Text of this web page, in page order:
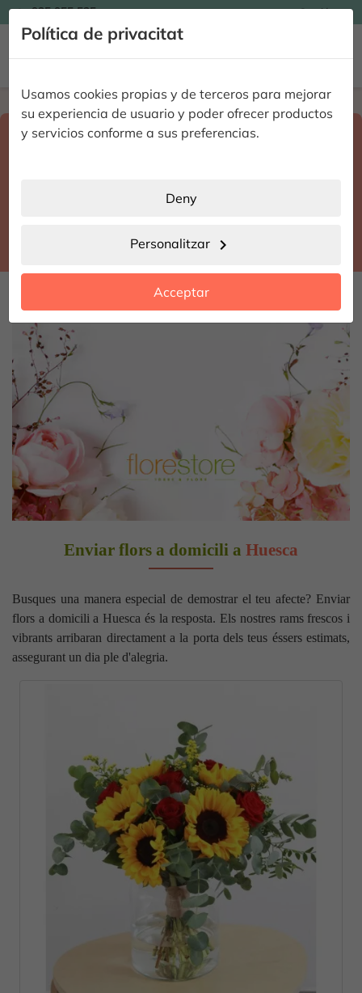
Política de privacitat
Usamos cookies propias y de terceros para mejorar
su experiencia de usuario y poder ofrecer productos
y servicios conforme a sus preferencias.
Deny
Personalitzar chevron_right
Acceptar
935 955 525 Catalán
 
Home Enviar flores a domicilio Huesca
Select destination and delivery date
Enviar flors a domicili a Huesca
Busques una manera especial de demostrar el teu afecte? Enviar
flors a domicili a Huesca és la resposta. Els nostres rams frescos i
vibrants arribaran directament a la porta dels teus éssers estimats,
assegurant un dia ple d'alegria.